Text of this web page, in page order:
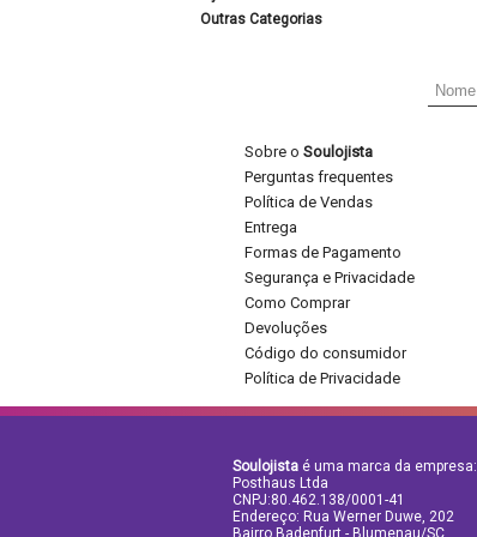
Outras Categorias
Sobre o Soulojista
Perguntas frequentes
Política de Vendas
Entrega
Formas de Pagamento
Segurança e Privacidade
Como Comprar
Devoluções
Código do consumidor
Política de Privacidade
Soulojista é uma marca da empresa:
Posthaus Ltda
CNPJ:80.462.138/0001-41
Endereço: Rua Werner Duwe, 202
Bairro Badenfurt - Blumenau/SC